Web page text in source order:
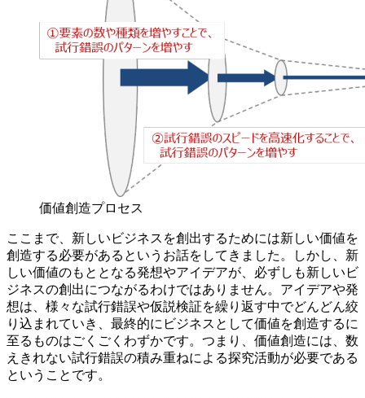
価値創造プロセス
ここまで、新しいビジネスを創出するためには新しい価値を
創造する必要があるというお話をしてきました。しかし、新
しい価値のもととなる発想やアイデアが、必ずしも新しいビ
ジネスの創出につながるわけではありません。アイデアや発
想は、様々な試行錯誤や仮説検証を繰り返す中でどんどん絞
り込まれていき、最終的にビジネスとして価値を創造するに
至るものはごくごくわずかです。つまり、価値創造には、数
えきれない試行錯誤の積み重ねによる探究活動が必要である
ということです。